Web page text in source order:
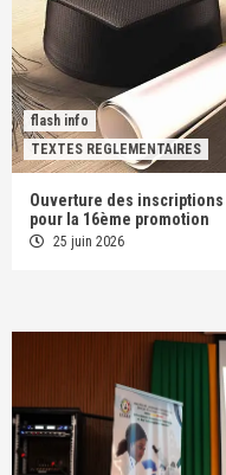
flash info
TEXTES REGLEMENTAIRES
Ouverture des inscriptions
pour la 16ème promotion
25 juin 2026